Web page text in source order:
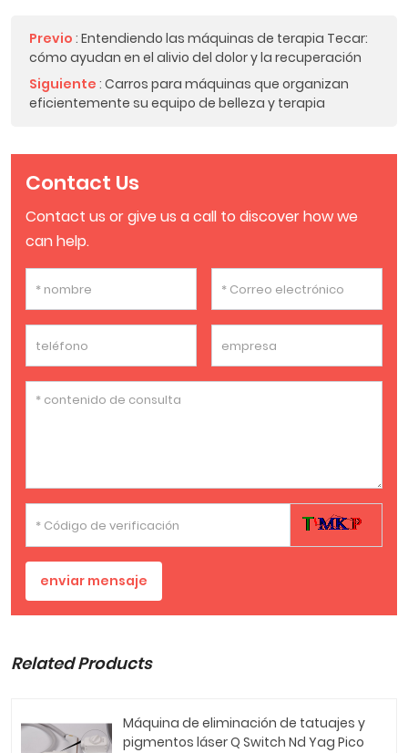
Previo : Entendiendo las máquinas de terapia Tecar:
cómo ayudan en el alivio del dolor y la recuperación
Siguiente : Carros para máquinas que organizan
eficientemente su equipo de belleza y terapia
Contact Us
Contact us or give us a call to discover how we
can help.
enviar mensaje
Related Products
Máquina de eliminación de tatuajes y
pigmentos láser Q Switch Nd Yag Pico